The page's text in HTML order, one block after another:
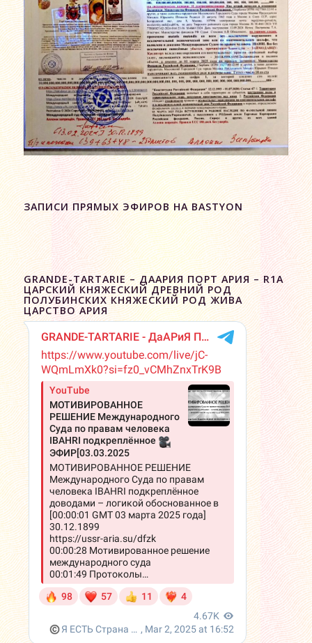
ЗАПИСИ ПРЯМЫХ ЭФИРОВ НА BASTYON
GRANDE-TARTARIE – ДААРИЯ ПОРТ АРИЯ – R1A
ЦАРСКИЙ КНЯЖЕСКИЙ ДРЕВНИЙ РОД
ПОЛУБИНСКИХ КНЯЖЕСКИЙ РОД ЖИВА
ЦАРСТВО АРИЯ